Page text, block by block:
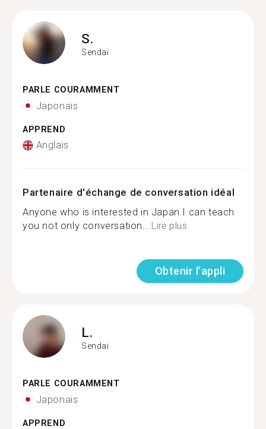
S.
Sendai
PARLE COURAMMENT
Japonais
APPREND
Anglais
Partenaire d'échange de conversation idéal
Anyone who is interested in Japan I can teach
you not only conversation...Lire plus
Obtenir l'appli
L.
Sendai
PARLE COURAMMENT
Japonais
APPREND